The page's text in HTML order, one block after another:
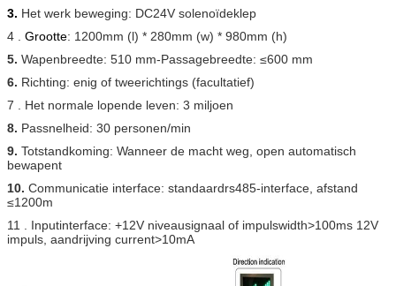
3. Het werk beweging: DC24V solenoïdeklep
4 . Grootte: 1200mm (l) * 280mm (w) * 980mm (h)
5. Wapenbreedte: 510 mm-Passagebreedte: ≤600 mm
6. Richting: enig of tweerichtings (facultatief)
7 . Het normale lopende leven: 3 miljoen
8. Passnelheid: 30 personen/min
9. Totstandkoming: Wanneer de macht weg, open automatisch
bewapent
10. Communicatie interface: standaardrs485-interface, afstand
≤1200m
11 . Inputinterface: +12V niveausignaal of impulswidth>100ms 12V
impuls, aandrijving current>10mA